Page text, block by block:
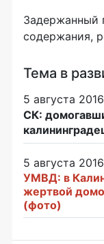
Задержанный
содержания,
Тема в
5 августа
СК:
5 августа
УМВД: в
жертвой
(фото)